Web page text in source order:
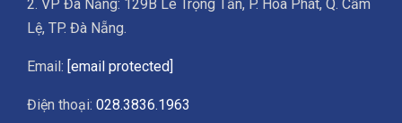
2. VP Đà Nẵng: 129B Lê Trọng Tấn, P. Hòa Phát, Q. Cẩm
Lệ, TP. Đà Nẵng.
Email: [email protected]
Điện thoại: 028.3836.1963